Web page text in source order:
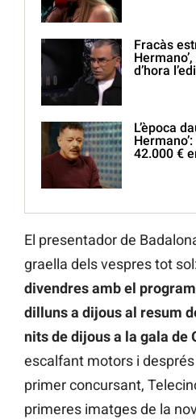
Fracàs
d’hora
L’època
42.000 €
El presentador de
graella dels vespres tot
divendres amb el
dilluns a dijous al resum
nits de dijous a la gala de
escalfant motors i
primer concursant,
primeres imatges de la